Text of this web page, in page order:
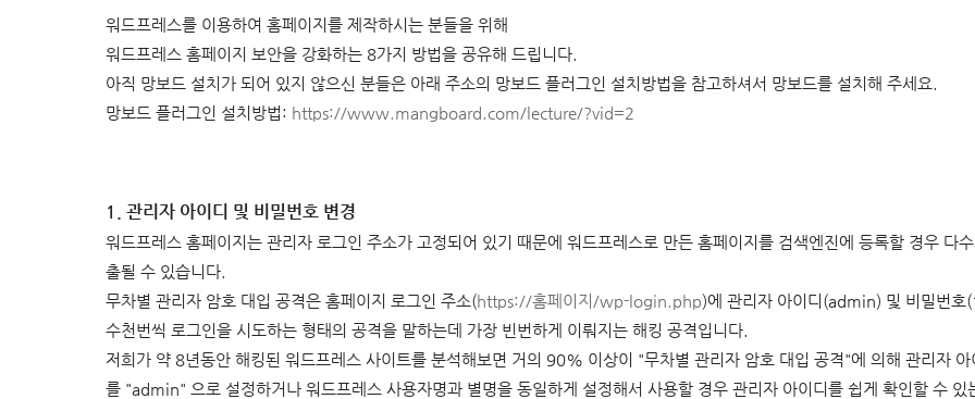
워드프레스를 이용하여 홈페이지를 제작하시는 분들을 위해
워드프레스 홈페이지 보안을 강화하는 8가지 방법을 공유해 드립니다.
아직 망보드 설치가 되어 있지 않으신 분들은 아래 주소의 망보드 플러그인 설치방법을 참고하셔서 망보드를 설치해 주세요.
망보드 플러그인 설치방법: https://www.mangboard.com/lecture/?vid=2
1. 관리자 아이디 및 비밀번호 변경
워드프레스 홈페이지는 관리자 로그인 주소가 고정되어 있기 때문에 워드프레스로 만든 홈페이지를 검색엔진에 등록할 경우 다
출될 수 있습니다.
무차별 관리자 암호 대입 공격은 홈페이지 로그인 주소(https://홈페이지/wp-login.php)에 관리자 아이디(admin) 및 비밀번
수천번씩 로그인을 시도하는 형태의 공격을 말하는데 가장 빈번하게 이뤄지는 해킹 공격입니다.
저희가 약 8년동안 해킹된 워드프레스 사이트를 분석해보면 거의 90% 이상이 "무차별 관리자 암호 대입 공격"에 의해 관리자
를 "admin" 으로 설정하거나 워드프레스 사용자명과 별명을 동일하게 설정해서 사용할 경우 관리자 아이디를 쉽게 확인할 수